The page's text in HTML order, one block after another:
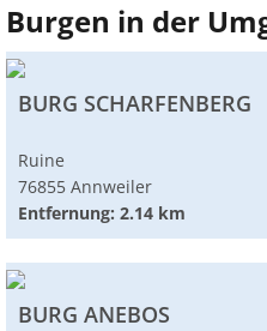
Burgen in der
BURG SCHARFENBERG
Ruine
76855 Annweiler
Entfernung: 2.14 km
BURG ANEBOS